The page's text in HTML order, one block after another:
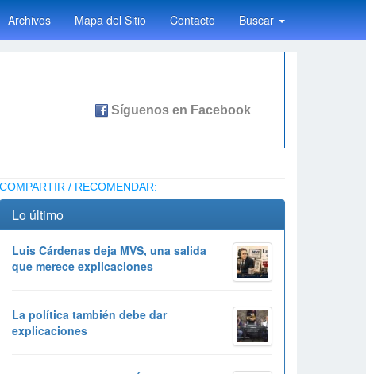
Archivos Mapa del Sitio Contacto Buscar
COMPARTIR / RECOMENDAR:
Lo último
Luis Cárdenas deja MVS, una salida
que merece explicaciones
La política también debe dar
explicaciones